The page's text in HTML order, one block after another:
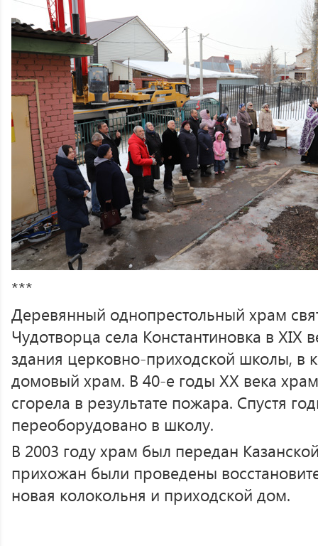
***
Деревянный однопрестольный храм
Чудотворца села Константиновка в XIX
здания церковно-приходской школы, в
домовый храм. В 40-е годы ХХ века
сгорела в результате пожара. Спустя
переоборудовано в школу.
В 2003 году храм был передан
прихожан были проведены
новая колокольня и приходской дом.